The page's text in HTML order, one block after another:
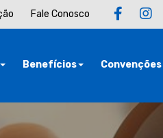
Fale Conosco
Benefícios